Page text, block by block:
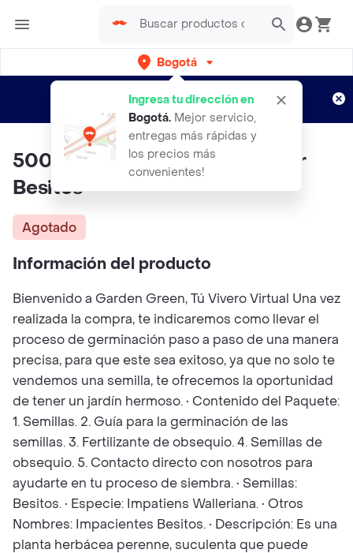
Bogotá
Ingresa tu dirección en
Bogotá. Mejor servicio,
entregas más rápidas y
los precios más
convenientes!
envíos gratis por semanas
Aplican TyC
500 Semillas Orgánicas De Flor
Besitos
Agotado
Información del producto
Bienvenido a Garden Green, Tú Vivero Virtual Una vez
realizada la compra, te indicaremos como llevar el
proceso de germinación paso a paso de una manera
precisa, para que este sea exitoso, ya que no solo te
vendemos una semilla, te ofrecemos la oportunidad
de tener un jardín hermoso. • Contenido del Paquete:
1. Semillas. 2. Guía para la germinación de las
semillas. 3. Fertilizante de obsequio. 4. Semillas de
obsequio. 5. Contacto directo con nosotros para
ayudarte en tu proceso de siembra. • Semillas:
Besitos. • Especie: Impatiens Walleriana. • Otros
Nombres: Impacientes Besitos. • Descripción: Es una
planta herbácea perenne, suculenta que puede